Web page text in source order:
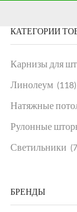
КАТЕГОРИИ
Карнизы для
Линолеум (118)
Натяжные
Рулонные
Светильники
БРЕНДЫ